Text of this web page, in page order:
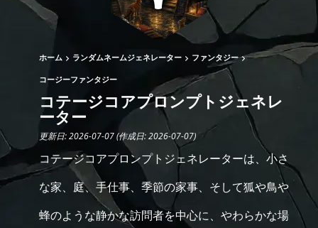
ホーム ランダムネームジェネレーター ファンタジー
コージーファンタジー
コテージコアプロンプトジェネレ
ーター
更新日: 2026-07-07 (作成日: 2026-07-07)
コテージコアプロンプトジェネレーターは、小さ
な家、庭、手仕事、季節の家事、そして狐や鳥や
蜂のような静かな訪問者を中心に、やわらかな場